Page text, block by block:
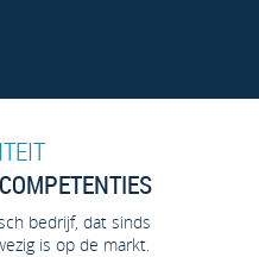
bedrijf, dat sinds
is op de markt.